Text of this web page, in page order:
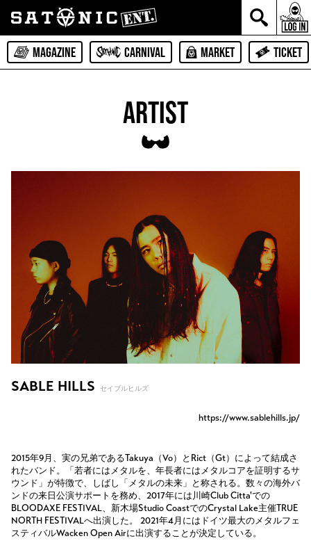
MAGAZINE CARNIVAL MARKET TICKET
ARTIST
SABLE HILLS セイブルヒルズ
https://www.sablehills.jp/
2015年9月、実の兄弟であるTakuya（Vo）とRict（Gt）によって結成さ
れたバンド。「若者にはメタルを、年長者にはメタルコアを証明するサ
ウンド」が特徴で、しばし「メタルの未来」と称される。数々の海外バ
ンドの来日公演サポートを務め、2017年には川崎Club Citta'での
BLOODAXE FESTIVAL、新木場Studio CoastでのCrystal Lake主催TRUE
NORTH FESTIVALへ出演した。 2021年4月にはドイツ最大のメタルフェ
スティバルWacken Open Airに出演することが決定している。